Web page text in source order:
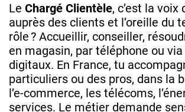
Le Chargé Clientèle, c’est la voix
auprès des clients et l’oreille du
rôle ? Accueillir, conseiller,
en magasin, par téléphone ou
digitaux. En France, tu
particuliers ou des pros, dans la
l’e‑commerce, les télécoms,
services. Le métier demande